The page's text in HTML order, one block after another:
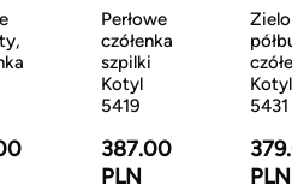
Perłowe
czółenka
szpilki
Kotyl
5419
387.00
PLN
Kotyl
5431
PLN